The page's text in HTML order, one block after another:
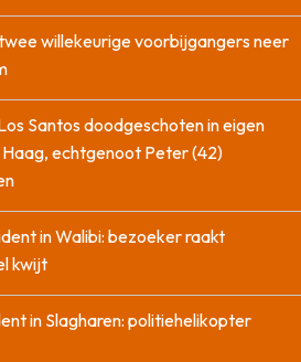
willekeurige voorbijgangers neer
Santos doodgeschoten in eigen
echtgenoot Peter (42)
in Walibi: bezoeker raakt
kwijt
in Slagharen: politiehelikopter